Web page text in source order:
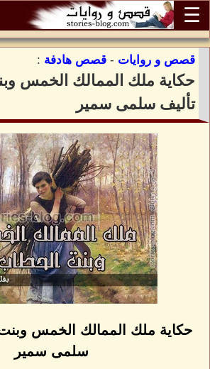
☰
قصص و روايات - قصص هادفة :
حكاية ملك الممالك الخمس
تأليف سلمى سمير
حكاية ملك الممالك الخمس
سلمى سمير